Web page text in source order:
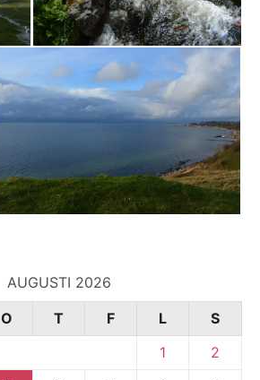
AUGUSTI 2026
O T F L
S
1
2